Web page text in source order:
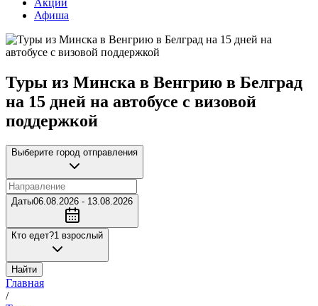
Акции
Афиша
Туры из Минска в Венгрию в Белград
на 15 дней на автобусе с визовой
поддержкой
Выберите город отправления
Даты06.08.2026 - 13.08.2026
Кто едет?1 взрослый
Найти
Главная
/